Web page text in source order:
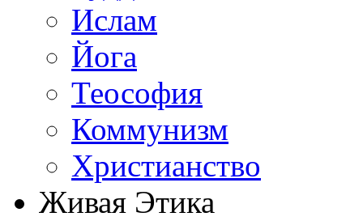
Ислам
Йога
Теософия
Коммунизм
Христианство
Живая Этика